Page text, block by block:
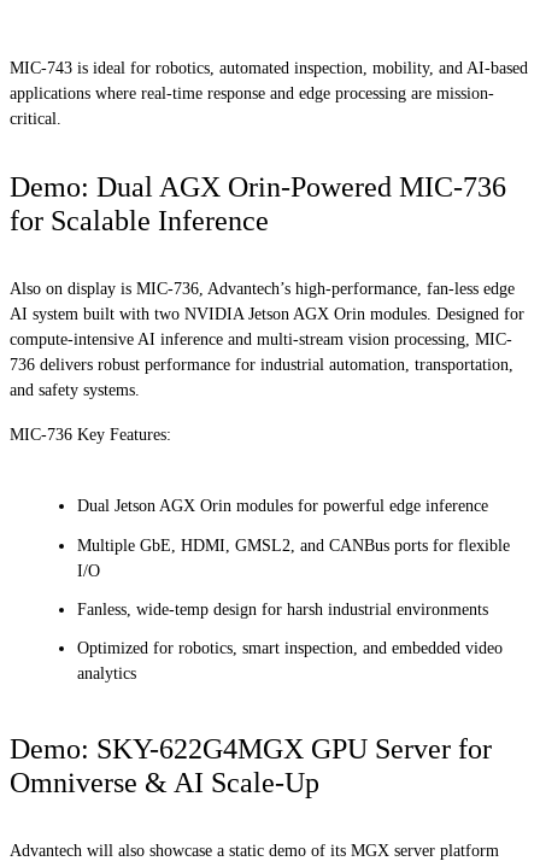
MIC-743 is ideal for robotics, automated inspection, mobility, and AI-based
applications where real-time response and edge processing are mission-
critical.
Demo: Dual AGX Orin-Powered MIC-736
for Scalable Inference
Also on display is MIC-736, Advantech’s high-performance, fan-less edge
AI system built with two NVIDIA Jetson AGX Orin modules. Designed for
compute-intensive AI inference and multi-stream vision processing, MIC-
736 delivers robust performance for industrial automation, transportation,
and safety systems.
MIC-736 Key Features:
Dual Jetson AGX Orin modules for powerful edge inference
Multiple GbE, HDMI, GMSL2, and CANBus ports for flexible
I/O
Fanless, wide-temp design for harsh industrial environments
Optimized for robotics, smart inspection, and embedded video
analytics
Demo: SKY-622G4MGX GPU Server for
Omniverse & AI Scale-Up
Advantech will also showcase a static demo of its MGX server platform